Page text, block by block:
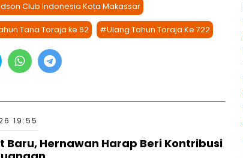
Club Indonesia Kota Makassar
Tana Toraja ke 62 #Ulang Tahun Toraja Ke 722
19:55
Baru, Hernawan Harap Beri Kontribusi